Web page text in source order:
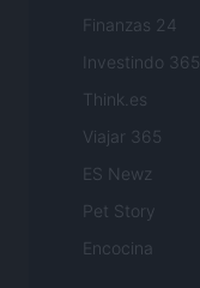
Finanzas 24
Investindo 365
Think.es
Viajar 365
ES Newz
Pet Story
Encocina